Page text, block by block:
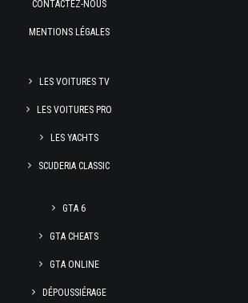
CONTACTEZ-NOUS
MENTIONS LÉGALES
LES VOITURES TV
LES VOITURES PRO
LES YACHTS
SCUDERIA CLASSIC
GTA 6
GTA CHEATS
GTA ONLINE
DÉPOUSSIÉRAGE